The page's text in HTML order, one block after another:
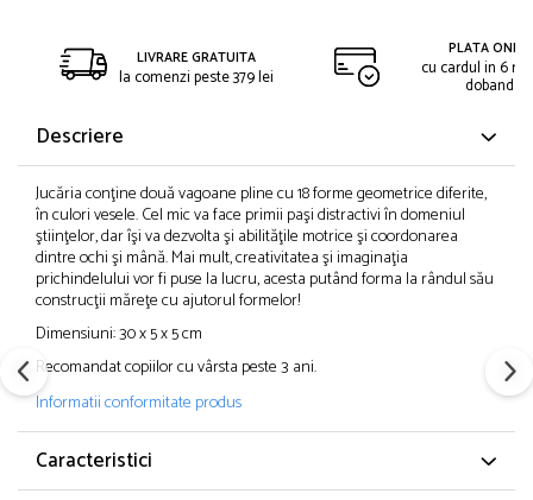
LIVRARE GRATUITA
la comenzi peste 379 lei
PLATA
cu cardul in 6
dobanda
Descriere
Jucăria conţine două vagoane pline cu 18 forme geometrice diferite,
în culori vesele. Cel mic va face primii paşi distractivi în domeniul
ştiinţelor, dar îşi va dezvolta şi abilităţile motrice şi coordonarea
dintre ochi şi mână. Mai mult, creativitatea şi imaginaţia
prichindelului vor fi puse la lucru, acesta putând forma la rândul său
construcţii măreţe cu ajutorul formelor!
Dimensiuni:30 x 5 x 5 cm
Recomandat copiilor cu vârsta peste 3 ani.
Informatii conformitate produs
Caracteristici